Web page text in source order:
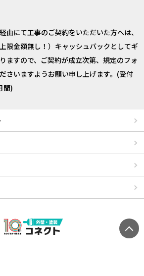
由にて工事のご契約をいただいた方へは、
限金額無し！）キャッシュバックとしてギ
ますので、ご契約が成立次第、規定のフォ
さいますようお願い申し上げます。(受付
間)